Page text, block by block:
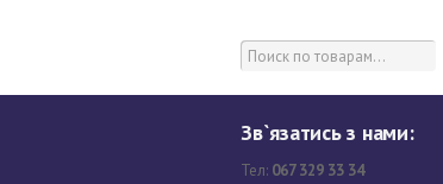
Зв`язатись з нами:
Тел: 067 329 33 34